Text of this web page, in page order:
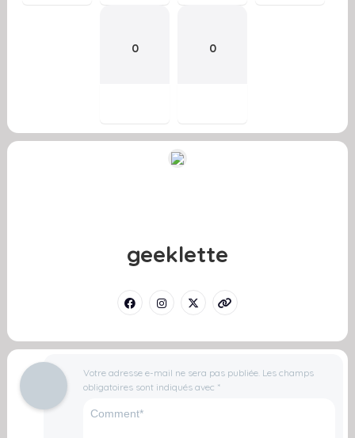
0 0
geeklette
Votre adresse e-mail ne sera pas publiée. Les champs
obligatoires sont indiqués avec *